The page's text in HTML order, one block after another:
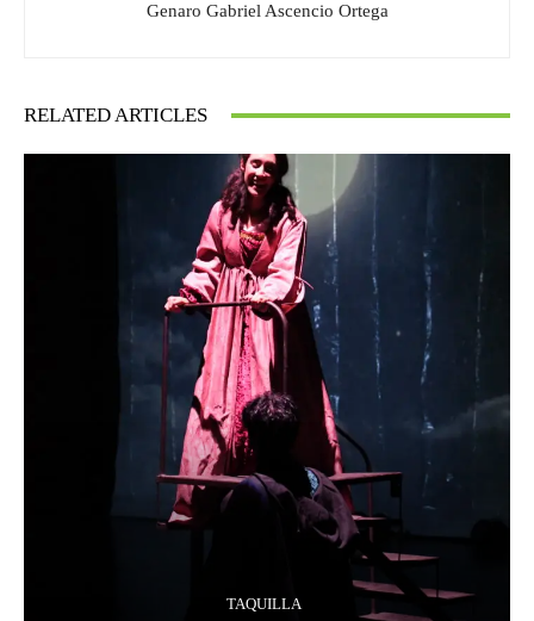
Genaro Gabriel Ascencio Ortega
RELATED ARTICLES
TAQUILLA